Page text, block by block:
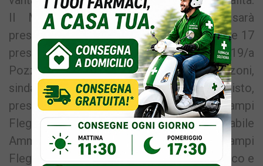
Il Marchio di Qualità
‘terrArdente’sarà
presentato giovedì 13 ottobre 2022 alle ore 17
presso Villa di Livia (via Campi Flegrei 19/a
Pozzuoli). Intervengono: Luigi Manzoni,
sindaco di Pozzuoli; Francesco Maisto,
presidente Ente Parco Regionale dei Campi
Flegrei; Massimo D’Antonio, Responsabile
Amm.vo Ente Parco Regionale dei Campi
Flegrei; Rosario Mattera, Referente del Parco e